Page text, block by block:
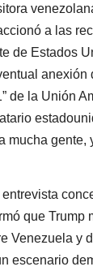
a las
de Estados
anexión
de la Unión
mucha gente,
que Trump
Venezuela y
escenario